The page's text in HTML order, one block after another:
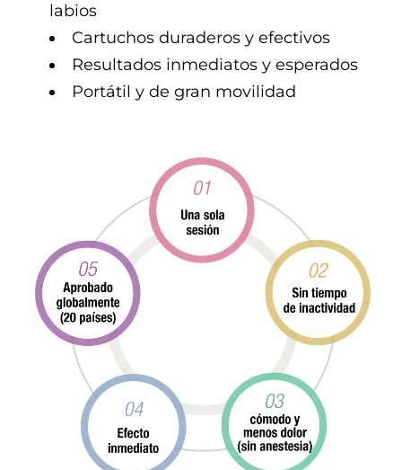
labios
Cartuchos duraderos y efectivos
Resultados inmediatos y esperados
Portátil y de gran movilidad